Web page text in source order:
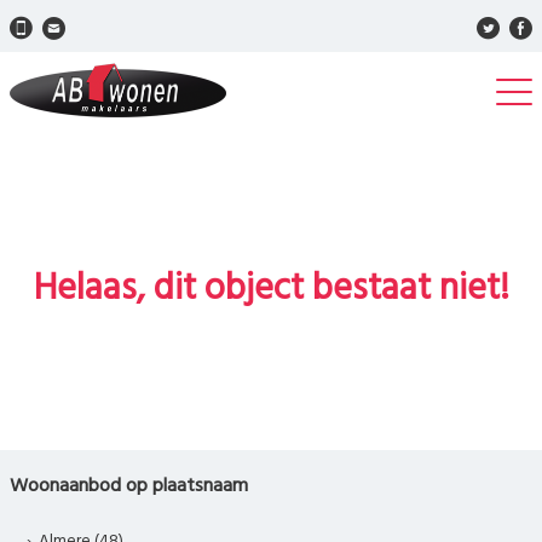
Helaas, dit object bestaat niet!
Woonaanbod op plaatsnaam